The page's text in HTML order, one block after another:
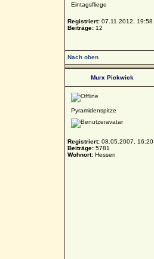
Eintagsfliege
Registriert:07.11.2012, 19:58
Beiträge:12
Nach oben
Murx Pickwick
Pyramidenspitze
Registriert:08.05.2007, 16:20
Beiträge:5781
Wohnort:Hessen